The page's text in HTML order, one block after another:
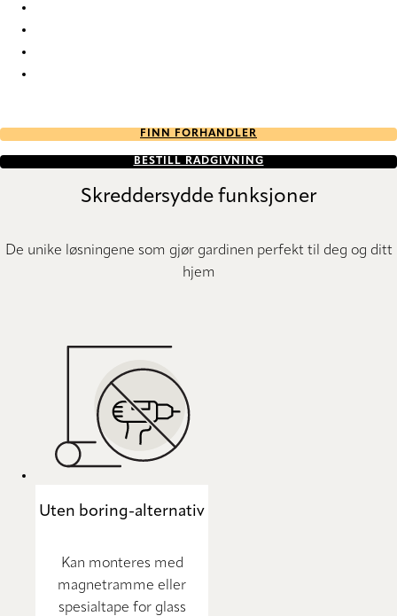
FINN FORHANDLER
BESTILL RÅDGIVNING
Skreddersydde funksjoner
De unike løsningene som gjør gardinen perfekt til deg og ditt
hjem
Uten boring-alternativ
Kan monteres med
magnetramme eller
spesialtape for glass